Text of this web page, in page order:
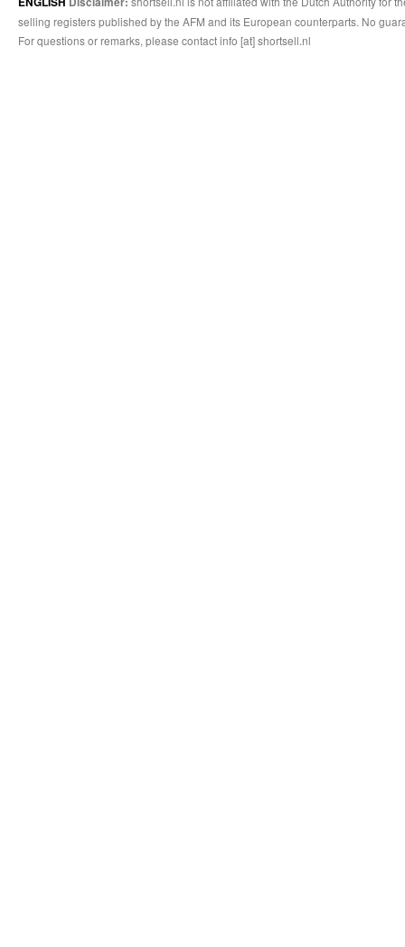
selling registers published by the AFM and its European counterparts. No
For questions or remarks, please contact info [at] shortsell.nl